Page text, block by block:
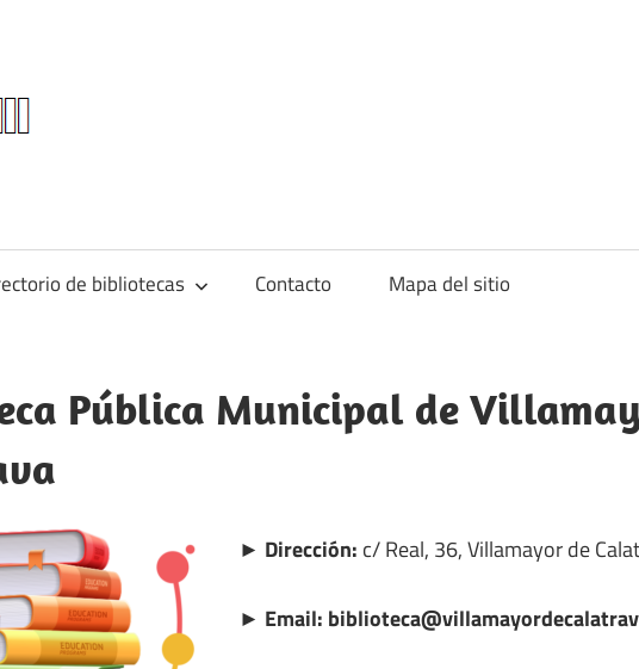
de bibliotecas Contacto Mapa del sitio
Pública Municipal de
► Dirección: c/ Real, 36, Villamayor de
► Email: